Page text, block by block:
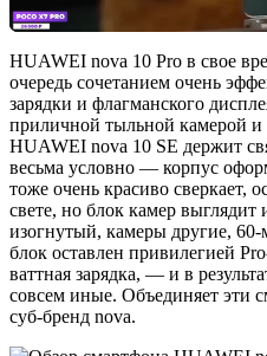
HUAWEI nova 10 Pro в свое
очередь сочетанием очень
зарядки и флагманского
приличной тыльной камерой и
HUAWEI nova 10 SE держит
весьма условно — корпус
тоже очень красиво сверкает,
свете, но блок камер выглядит
изогнутый, камеры другие,
блок оставлен привилегией
ваттная зарядка, — и в
совсем иные. Объединяет эти
суб-бренд nova.